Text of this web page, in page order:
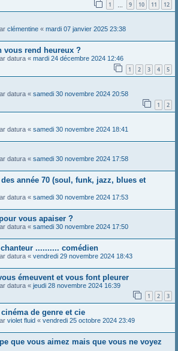
1 9 10 11 12
clémentine « mardi 07 janvier 2025 23:38
vous rend heureux ?
datura « mardi 24 décembre 2024 12:46
1 2 3 4 5
datura « samedi 30 novembre 2024 20:58
1 2
datura « samedi 30 novembre 2024 18:41
datura « samedi 30 novembre 2024 17:58
année 70 (soul, funk, jazz, blues et
datura « samedi 30 novembre 2024 17:53
vous apaiser ?
datura « samedi 30 novembre 2024 17:50
.......... comédien
datura « vendredi 29 novembre 2024 18:43
émeuvent et vous font pleurer
datura « jeudi 28 novembre 2024 16:39
1 2 3
de genre et cie
violet fluid « vendredi 25 octobre 2024 23:49
que vous aimez mais que vous ne voyez